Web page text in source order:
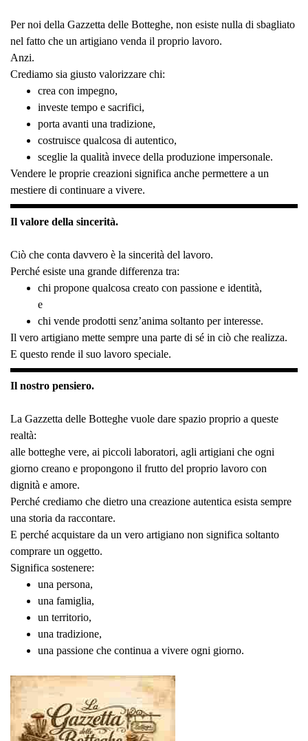
Per noi della Gazzetta delle Botteghe, non esiste nulla di sbagliato
nel fatto che un artigiano venda il proprio lavoro.
Anzi.
Crediamo sia giusto valorizzare chi:
crea con impegno,
investe tempo e sacrifici,
porta avanti una tradizione,
costruisce qualcosa di autentico,
sceglie la qualità invece della produzione impersonale.
Vendere le proprie creazioni significa anche permettere a un
mestiere di continuare a vivere.
Il valore della sincerità.
Ciò che conta davvero è la sincerità del lavoro.
Perché esiste una grande differenza tra:
chi propone qualcosa creato con passione e identità,
e
chi vende prodotti senz’anima soltanto per interesse.
Il vero artigiano mette sempre una parte di sé in ciò che realizza.
E questo rende il suo lavoro speciale.
Il nostro pensiero.
La Gazzetta delle Botteghe vuole dare spazio proprio a queste
realtà:
alle botteghe vere, ai piccoli laboratori, agli artigiani che ogni
giorno creano e propongono il frutto del proprio lavoro con
dignità e amore.
Perché crediamo che dietro una creazione autentica esista sempre
una storia da raccontare.
E perché acquistare da un vero artigiano non significa soltanto
comprare un oggetto.
Significa sostenere:
una persona,
una famiglia,
un territorio,
una tradizione,
una passione che continua a vivere ogni giorno.